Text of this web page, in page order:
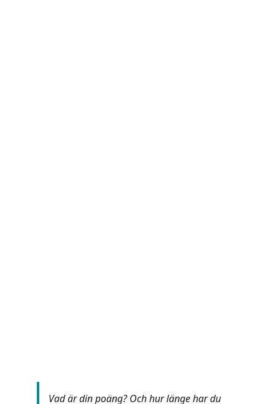
Vad är din poäng? Och hur länge har du